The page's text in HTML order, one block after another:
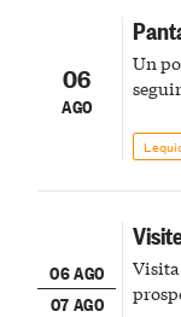
06
AGO
Un
06 AGO
07 AGO
Visita